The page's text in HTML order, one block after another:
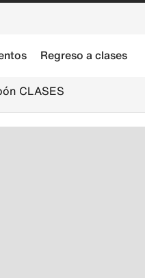
Regreso a clases
CLASES